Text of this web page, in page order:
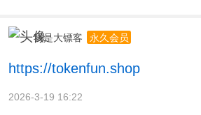
我是大镖客 永久会员
https://tokenfun.shop
2026-3-19 16:22